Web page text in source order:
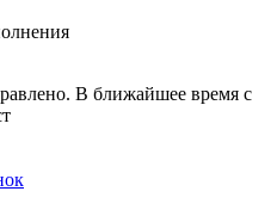
В ближайшее время с